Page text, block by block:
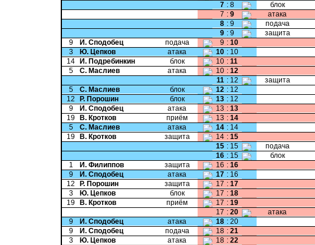
7 : 8 блок
7 : 9 атака
8 : 9 подача
9 : 9 защита
9
И. Сподобец подача 9 : 10
3
Ю. Цепков атака 10 : 10
14
И. Подребинкин блок 10 : 11
5
С. Маслиев атака 10 : 12
11 : 12 защита
5
С. Маслиев блок 12 : 12
12
Р. Порошин блок 13 : 12
9
И. Сподобец атака 13 : 13
19
В. Кротков приём 13 : 14
5
С. Маслиев атака 14 : 14
19
В. Кротков защита 14 : 15
15 : 15 подача
16 : 15 блок
1
И. Филиппов защита 16 : 16
9
И. Сподобец атака 17 : 16
12
Р. Порошин защита 17 : 17
3
Ю. Цепков блок 17 : 18
19
В. Кротков приём 17 : 19
17 : 20 атака
9
И. Сподобец атака 18 : 20
9
И. Сподобец подача 18 : 21
3
Ю. Цепков атака 18 : 22